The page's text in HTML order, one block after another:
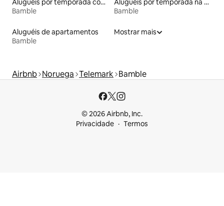
Aluguéis por temporada com banheira de hidromassagem
Bamble
Aluguéis por temporada na orla
Bamble
Aluguéis de apartamentos
Bamble
Mostrar mais
Airbnb Noruega Telemark Bamble
© 2026 Airbnb, Inc.
Privacidade
Termos